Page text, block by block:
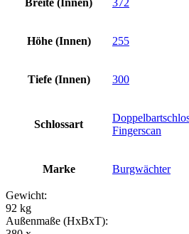
Breite (Innen) 372
Höhe (Innen) 255
Tiefe (Innen) 300
Schlossart
Fingerscan
Marke Burgwächter
Gewicht:
92 kg
Außenmaße (HxBxT):